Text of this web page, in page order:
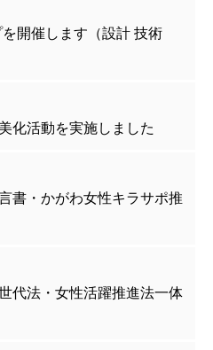
開催します（設計 技術
化活動を実施しました
書・かがわ女性キラサポ推
代法・女性活躍推進法一体